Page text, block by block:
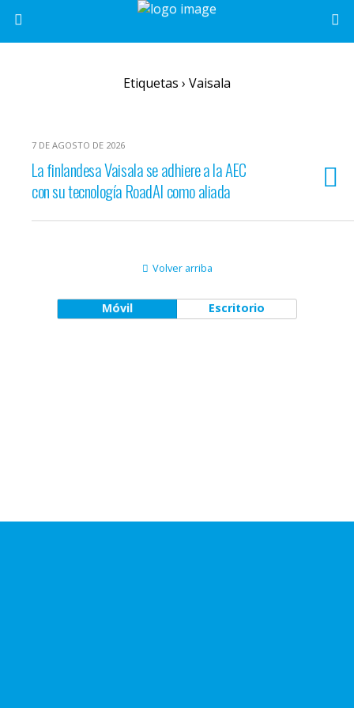
Etiquetas › Vaisala
7 DE AGOSTO DE 2026
La finlandesa Vaisala se adhiere a la AEC
con su tecnología RoadAI como aliada
Volver arriba
Móvil Escritorio